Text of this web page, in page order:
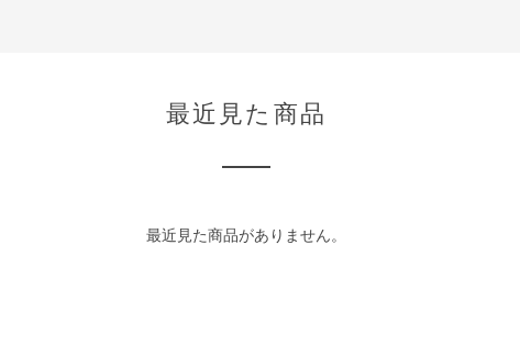
最近見た商品
最近見た商品がありません。